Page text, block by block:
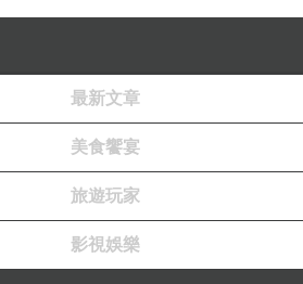
最新文章
美食饗宴
旅遊玩家
影視娛樂